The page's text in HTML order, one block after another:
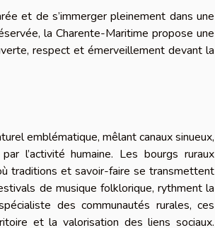
et de s’immerger pleinement dans une
la Charente-Maritime propose une
respect et émerveillement devant la
emblématique, mêlant canaux sinueux,
l’activité humaine. Les bourgs ruraux
traditions et savoir-faire se transmettent
de musique folklorique, rythment la
des communautés rurales, ces
et la valorisation des liens sociaux.